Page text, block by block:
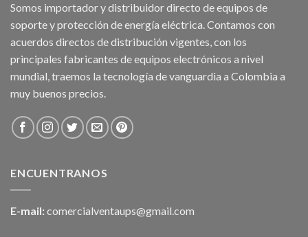
Somos importador y distribuidor directo de equipos de
soporte y protección de energía eléctrica. Contamos con
acuerdos directos de distribución vigentes, con los
principales fabricantes de equipos electrónicos a nivel
mundial, traemos la tecnología de vanguardia a Colombia a
muy buenos precios.
ENCUENTRANOS
E-mail: comercialventaups@gmail.com